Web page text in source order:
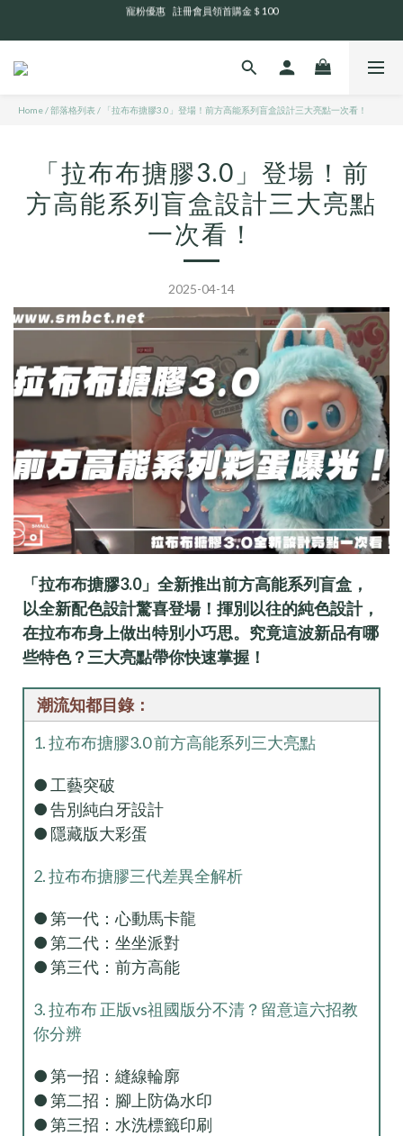
全 館 消 費 滿 三 千 免 運 費 🤘🏻
💬 官網訊息回覆及出貨時間       週一至週日 13:00 - 21:00
全 館 消 費 滿 三 千 免 運 費 🤘🏻
Home /部落格列表 / 「拉布布搪膠3.0」登場！前方高能系列盲盒設計三大亮點一次看！
「拉布布搪膠3.0」登場！前
方高能系列盲盒設計三大亮點
一次看！
2025-04-14
「拉布布搪膠3.0」全新推出前方高能系列盲盒，
以全新配色設計驚喜登場！揮別以往的純色設計，
在拉布布身上做出特別小巧思。究竟這波新品有哪
些特色？三大亮點帶你快速掌握！
潮流知都目錄：
1. 拉布布搪膠3.0 前方高能系列三大亮點
● 工藝突破
● 告別純白牙設計
● 隱藏版大彩蛋
2. 拉布布搪膠三代差異全解析
● 第一代：心動馬卡龍
● 第二代：坐坐派對
● 第三代：前方高能
3. 拉布布 正版vs祖國版分不清？留意這六招教
你分辨
● 第一招：縫線輪廓
● 第二招：腳上防偽水印
● 第三招：水洗標籤印刷